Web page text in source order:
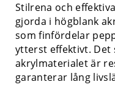
Stilrena och
gjorda i högblank
som finfördelar
ytterst effektivt. Det
akrylmaterialet är
garanterar lång